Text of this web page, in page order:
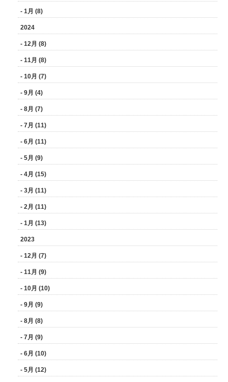
- 1月 (8)
2024
- 12月 (8)
- 11月 (8)
- 10月 (7)
- 9月 (4)
- 8月 (7)
- 7月 (11)
- 6月 (11)
- 5月 (9)
- 4月 (15)
- 3月 (11)
- 2月 (11)
- 1月 (13)
2023
- 12月 (7)
- 11月 (9)
- 10月 (10)
- 9月 (9)
- 8月 (8)
- 7月 (9)
- 6月 (10)
- 5月 (12)